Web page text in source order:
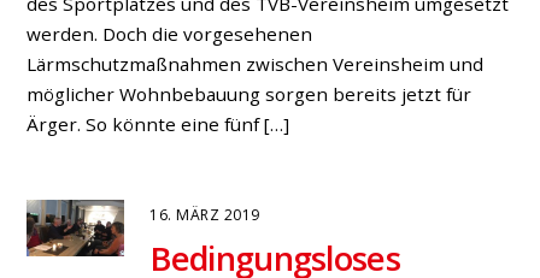
werden. Doch die vorgesehenen
Lärmschutzmaßnahmen zwischen Vereinsheim und
möglicher Wohnbebauung sorgen bereits jetzt für
Ärger. So könnte eine fünf […]
16. MÄRZ 2019
Bedingungsloses